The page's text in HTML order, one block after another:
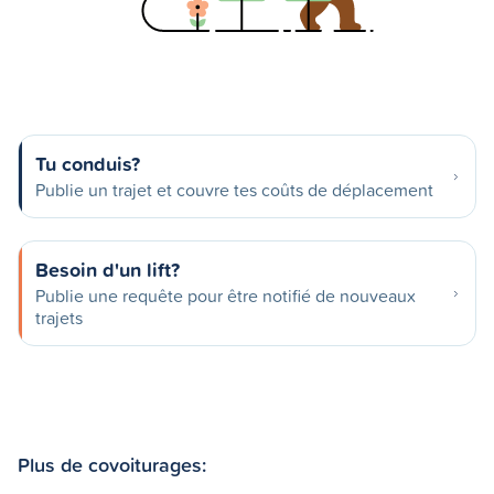
Tu conduis?
Publie un trajet et couvre tes coûts de déplacement
Besoin d'un lift?
Publie une requête pour être notifié de nouveaux
trajets
Plus de covoiturages: